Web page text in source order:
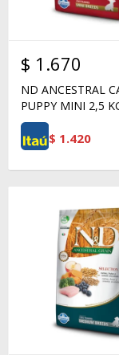
$ 1.670
ND ANCESTRAL
PUPPY MINI 2,5
$ 1.420